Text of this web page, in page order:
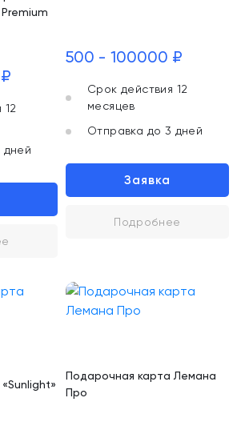
дней
500 - 100000 ₽
Срок действия 12
месяцев
Отправка до 3 дней
Заявка
Подробнее
Подарочная карта Лемана
Про